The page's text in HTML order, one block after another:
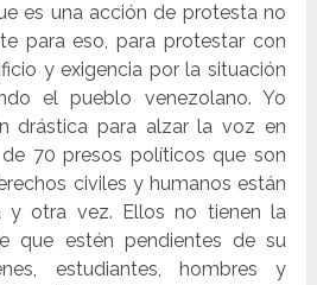
es una acción de protesta no
para eso, para protestar con
y exigencia por la situación
el pueblo venezolano. Yo
drástica para alzar la voz en
70 presos políticos que son
civiles y humanos están
y otra vez. Ellos no tienen la
que estén pendientes de su
estudiantes, hombres y